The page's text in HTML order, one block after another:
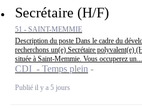
Secrétaire (H/F)
51 - SAINT-MEMMIE
Description du poste Dans le cadre du
recherchons un(e) Secrétaire polyvalent(e)
située à Saint-Memmie. Vous occuperez un...
CDI - Temps plein
Publié il y a 5 jours